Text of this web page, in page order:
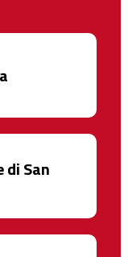
di San